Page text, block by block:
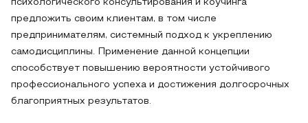
психологического консультирования и коучинга
предложить своим клиентам, в том числе
предпринимателям, системный подход к укреплению
самодисциплины. Применение данной концепции
способствует повышению вероятности устойчивого
профессионального успеха и достижения долгосрочных
благоприятных результатов.